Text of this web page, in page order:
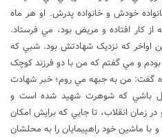
خودش و خانواده پدرش. او هر ماه
از کار افتاده و مريض بود، مي فرستاد.
اواخر که نزديک شهادتش بود. شبي که
و مي گفتم که من با دو فرزند کوچک
گفت: من به جبهه مي روم؛ خبر شهادت
باشي که شوهرت شهيد شده است و
زمان انقلاب، تا جايي که برايش امکان
ماشين خود راهپيمايان را به محلشان